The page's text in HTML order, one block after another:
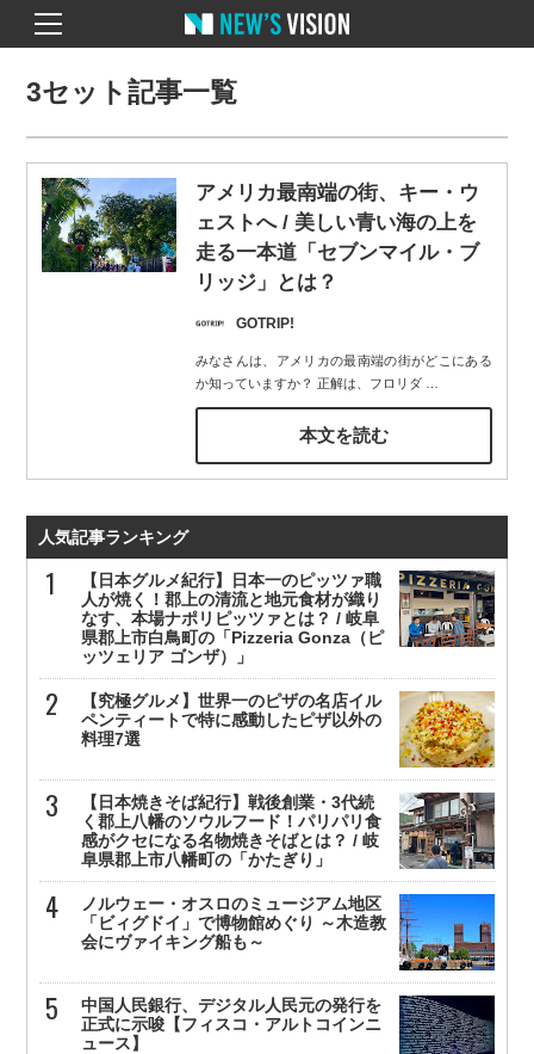
3セット記事一覧
アメリカ最南端の街、キー・ウ
ェストへ / 美しい青い海の上を
走る一本道「セブンマイル・ブ
リッジ」とは？
GOTRIP!
みなさんは、アメリカの最南端の街がどこにある
か知っていますか？ 正解は、フロリダ…
本文を読む
人気記事ランキング
【日本グルメ紀行】日本一のピッツァ職
人が焼く！郡上の清流と地元食材が織り
なす、本場ナポリピッツァとは？ / 岐阜
県郡上市白鳥町の「Pizzeria Gonza（ピ
ッツェリア ゴンザ）」
【究極グルメ】世界一のピザの名店イル
ペンティートで特に感動したピザ以外の
料理7選
【日本焼きそば紀行】戦後創業・3代続
く郡上八幡のソウルフード！パリパリ食
感がクセになる名物焼きそばとは？ / 岐
阜県郡上市八幡町の「かたぎり」
ノルウェー・オスロのミュージアム地区
「ビィグドイ」で博物館めぐり ～木造教
会にヴァイキング船も～
中国人民銀行、デジタル人民元の発行を
正式に示唆【フィスコ・アルトコインニ
ュース】